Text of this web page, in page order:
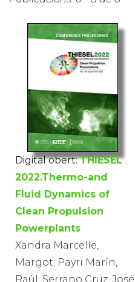
Digital obert: THIESEL
2022.Thermo-and
Fluid Dynamics of
Clean Propulsion
Powerplants
Xandra Marcelle,
Margot; Payri Marín,
Raúl; Serrano Cruz, José